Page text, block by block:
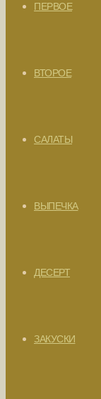
ПЕРВОЕ
ВТОРОЕ
САЛАТЫ
ВЫПЕЧКА
ДЕСЕРТ
ЗАКУСКИ